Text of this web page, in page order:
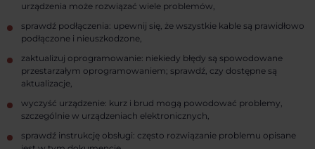
urządzenia może rozwiązać wiele problemów,
sprawdź podłączenia: upewnij się, że wszystkie kable są prawidłowo
podłączone i nieuszkodzone,
zaktualizuj oprogramowanie: niekiedy błędy są spowodowane
przestarzałym oprogramowaniem; sprawdź, czy dostępne są
aktualizacje,
wyczyść urządzenie: kurz i brud mogą powodować problemy,
szczególnie w urządzeniach elektronicznych,
sprawdź instrukcję obsługi: często rozwiązanie problemu opisane